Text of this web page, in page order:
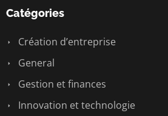
Catégories
Création d’entreprise
General
Gestion et finances
Innovation et technologie